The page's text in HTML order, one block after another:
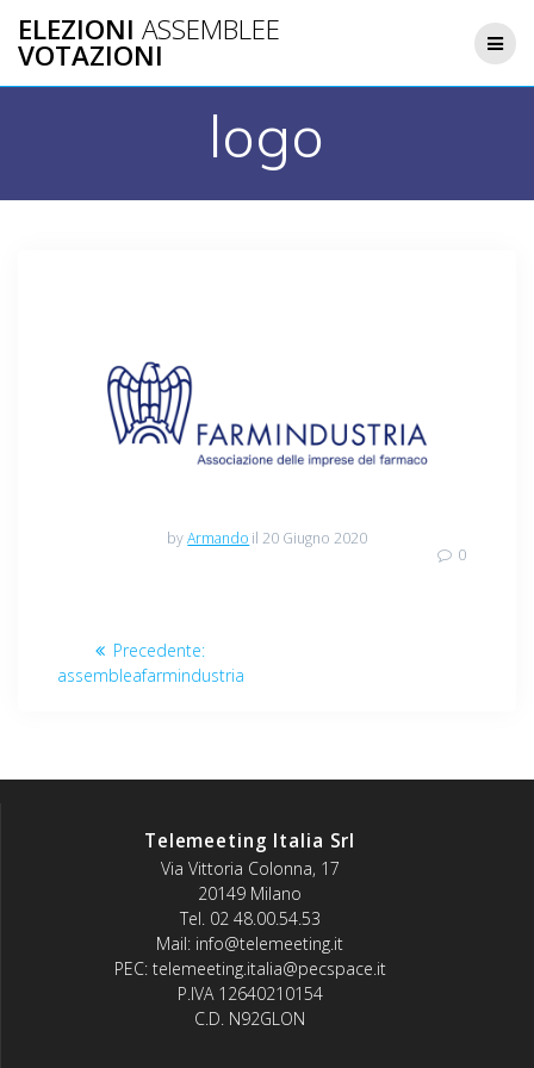
al
ELEZIONI ASSEMBLEE
VOTAZIONI
logo
byArmando il 20 Giugno 2020
0
Navigazione
articoli
Precedente:Articolo
precedente:
assembleafarmindustria
Telemeeting Italia Srl
Via Vittoria Colonna, 17
20149 Milano
Tel. 02 48.00.54.53
Mail: info@telemeeting.it
PEC: telemeeting.italia@pecspace.it
P.IVA 12640210154
C.D. N92GLON